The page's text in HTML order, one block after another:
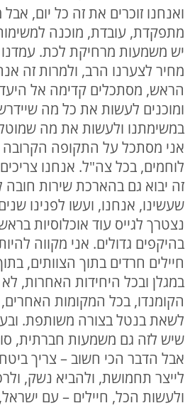
ואנחנו זוכרים את זה כל יום,
מתפקדת, עובדת, מוכנה
יש משמעות מרחיקת לכת.
מחיר לצערנו הרב, ולמרות זה
הראש, מסתכלים קדימה אל
ומוכנים לעשות את כל מה
במשימתנו ולעשות את מה שמוטל
אני מסתכל על התקופה הקרובה
לוחמים, בכל צה"ל. אנחנו
זה יבוא גם בהארכת שירות חובה
שעשינו, אנחנו, ועשו לפנינו
נצטרך לגייס עוד אוכלוסיות
בהיקפים גדולים. אני מקווה
חיילים חרדים בתוך הצוותים,
במגלן ובכל היחידות האחרות,
הקומנדו, בכל המקומות האחרים,
לשאת בנטל בצורה משותפת.
שיש לזה גם משמעות חברתית,
אבל הדבר הכי חשוב – צריך
לייצר תחמושת, ולהביא נשק,
ולעשות הכל, חיילים – עם